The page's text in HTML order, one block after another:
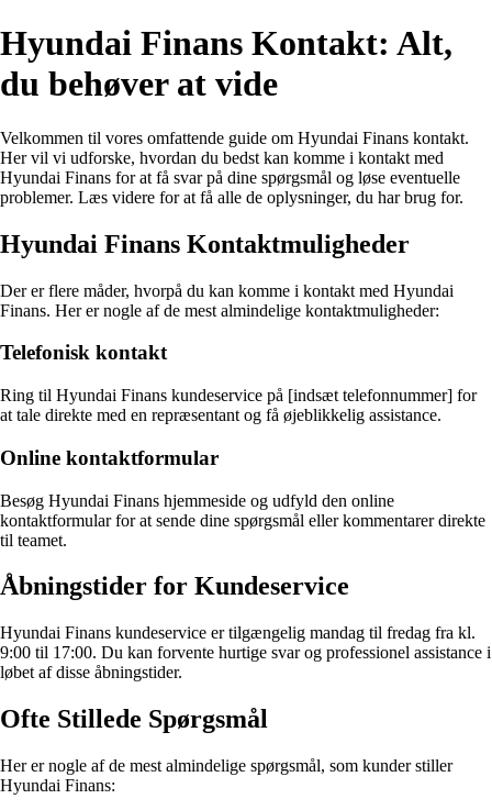
Hyundai Finans Kontakt: Alt,
du behøver at vide
Velkommen til vores omfattende guide om Hyundai Finans kontakt.
Her vil vi udforske, hvordan du bedst kan komme i kontakt med
Hyundai Finans for at få svar på dine spørgsmål og løse eventuelle
problemer. Læs videre for at få alle de oplysninger, du har brug for.
Hyundai Finans Kontaktmuligheder
Der er flere måder, hvorpå du kan komme i kontakt med Hyundai
Finans. Her er nogle af de mest almindelige kontaktmuligheder:
Telefonisk kontakt
Ring til Hyundai Finans kundeservice på [indsæt telefonnummer] for
at tale direkte med en repræsentant og få øjeblikkelig assistance.
Online kontaktformular
Besøg Hyundai Finans hjemmeside og udfyld den online
kontaktformular for at sende dine spørgsmål eller kommentarer direkte
til teamet.
Åbningstider for Kundeservice
Hyundai Finans kundeservice er tilgængelig mandag til fredag fra kl.
9:00 til 17:00. Du kan forvente hurtige svar og professionel assistance i
løbet af disse åbningstider.
Ofte Stillede Spørgsmål
Her er nogle af de mest almindelige spørgsmål, som kunder stiller
Hyundai Finans: